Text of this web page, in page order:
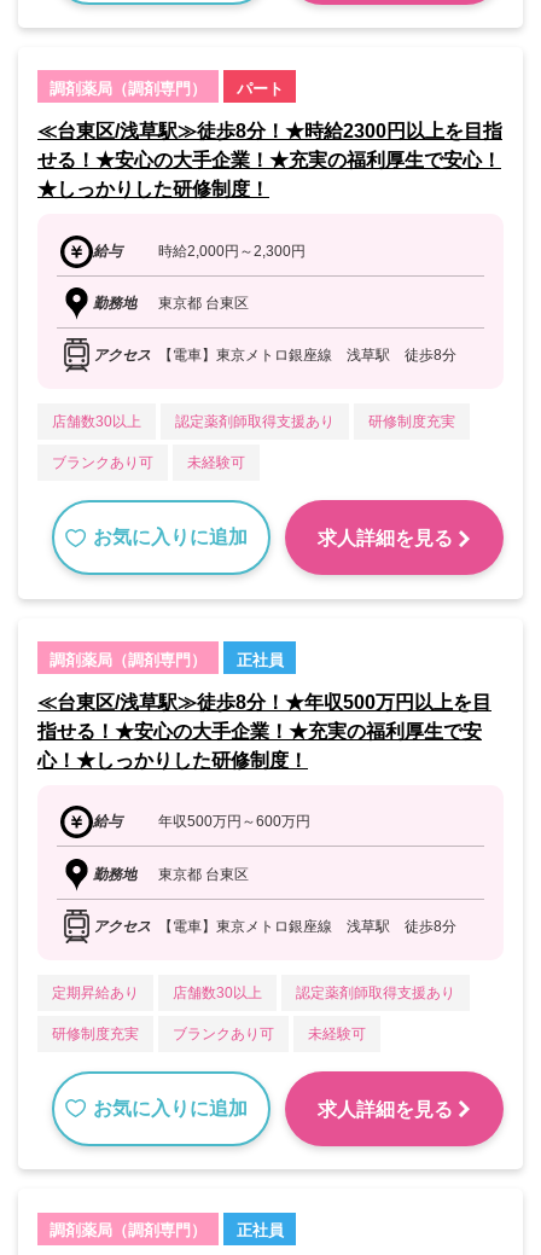
調剤薬局（調剤専門） パート
≪台東区/浅草駅≫徒歩8分！★時給2300円以上を目指
せる！★安心の大手企業！★充実の福利厚生で安心！
★しっかりした研修制度！
給与 時給2,000円～2,300円
勤務地 東京都 台東区
アクセス 【電車】東京メトロ銀座線 浅草駅 徒歩8分
店舗数30以上 認定薬剤師取得支援あり 研修制度充実
ブランクあり可 未経験可
お気に入りに追加 求人詳細を見る
調剤薬局（調剤専門） 正社員
≪台東区/浅草駅≫徒歩8分！★年収500万円以上を目
指せる！★安心の大手企業！★充実の福利厚生で安
心！★しっかりした研修制度！
給与 年収500万円～600万円
勤務地 東京都 台東区
アクセス 【電車】東京メトロ銀座線 浅草駅 徒歩8分
定期昇給あり 店舗数30以上 認定薬剤師取得支援あり
研修制度充実 ブランクあり可 未経験可
お気に入りに追加 求人詳細を見る
調剤薬局（調剤専門） 正社員